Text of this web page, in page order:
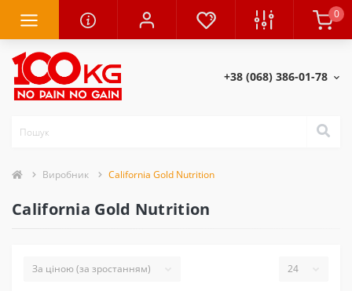
0
+38 (068) 386-01-78
Виробник California Gold Nutrition
California Gold Nutrition